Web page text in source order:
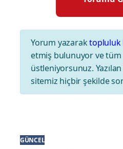
Yorum yazaraktopluluk
etmiş bulunuyor ve
üstleniyorsunuz.
sitemiz hiçbir şekilde
GÜNCEL